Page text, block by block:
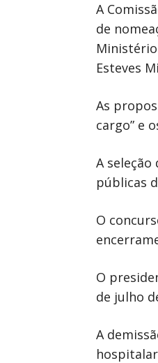
A
de
Ministério
Esteves
As
cargo” e
A
públicas
O
O
de julho
A